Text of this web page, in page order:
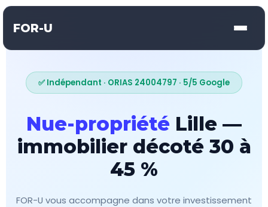
FOR-U
✅ Indépendant · ORIAS 24004797 · 5/5 Google
Nue-propriété Lille —
immobilier décoté 30 à
45 %
FOR-U vous accompagne dans votre investissement